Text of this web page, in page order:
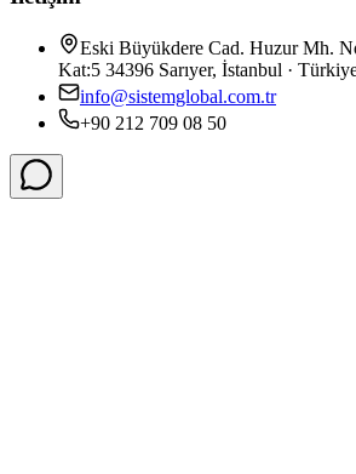
Eski Büyükdere Cad. Huzur Mh.
Kat:5 34396 Sarıyer, İstanbul ·
info@sistemglobal.com.tr
+90 212 709 08 50